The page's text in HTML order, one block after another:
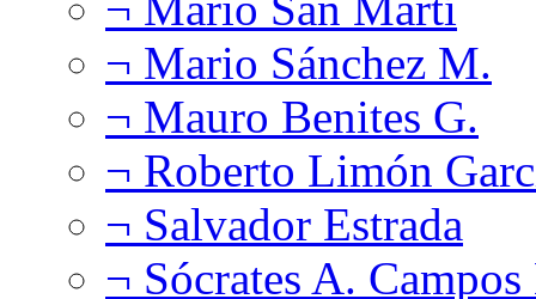
¬ Mario Sánchez M.
¬ Mauro Benites G.
¬ Roberto Limón
¬ Salvador Estrada
¬ Sócrates A.